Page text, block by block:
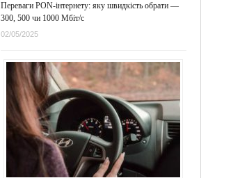
Переваги PON-інтернету: яку швидкість обрати —
300, 500 чи 1000 Мбіт/с
02/05/2025